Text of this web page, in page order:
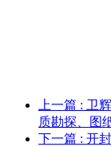
上一篇 : 卫
质勘探、图
下一篇 : 开